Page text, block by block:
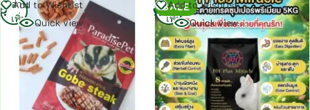
Add to Wishlist
Quick view
อ่าน
เพิ่ม
SALE
Add to Wishlist
Quick view
อ่าน
เพิ่ม